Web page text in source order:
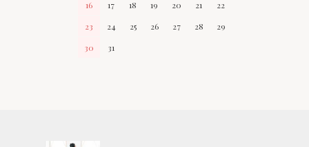
16
17 18 19 20 21
22
23
24 25 26 27 28
29
30
31